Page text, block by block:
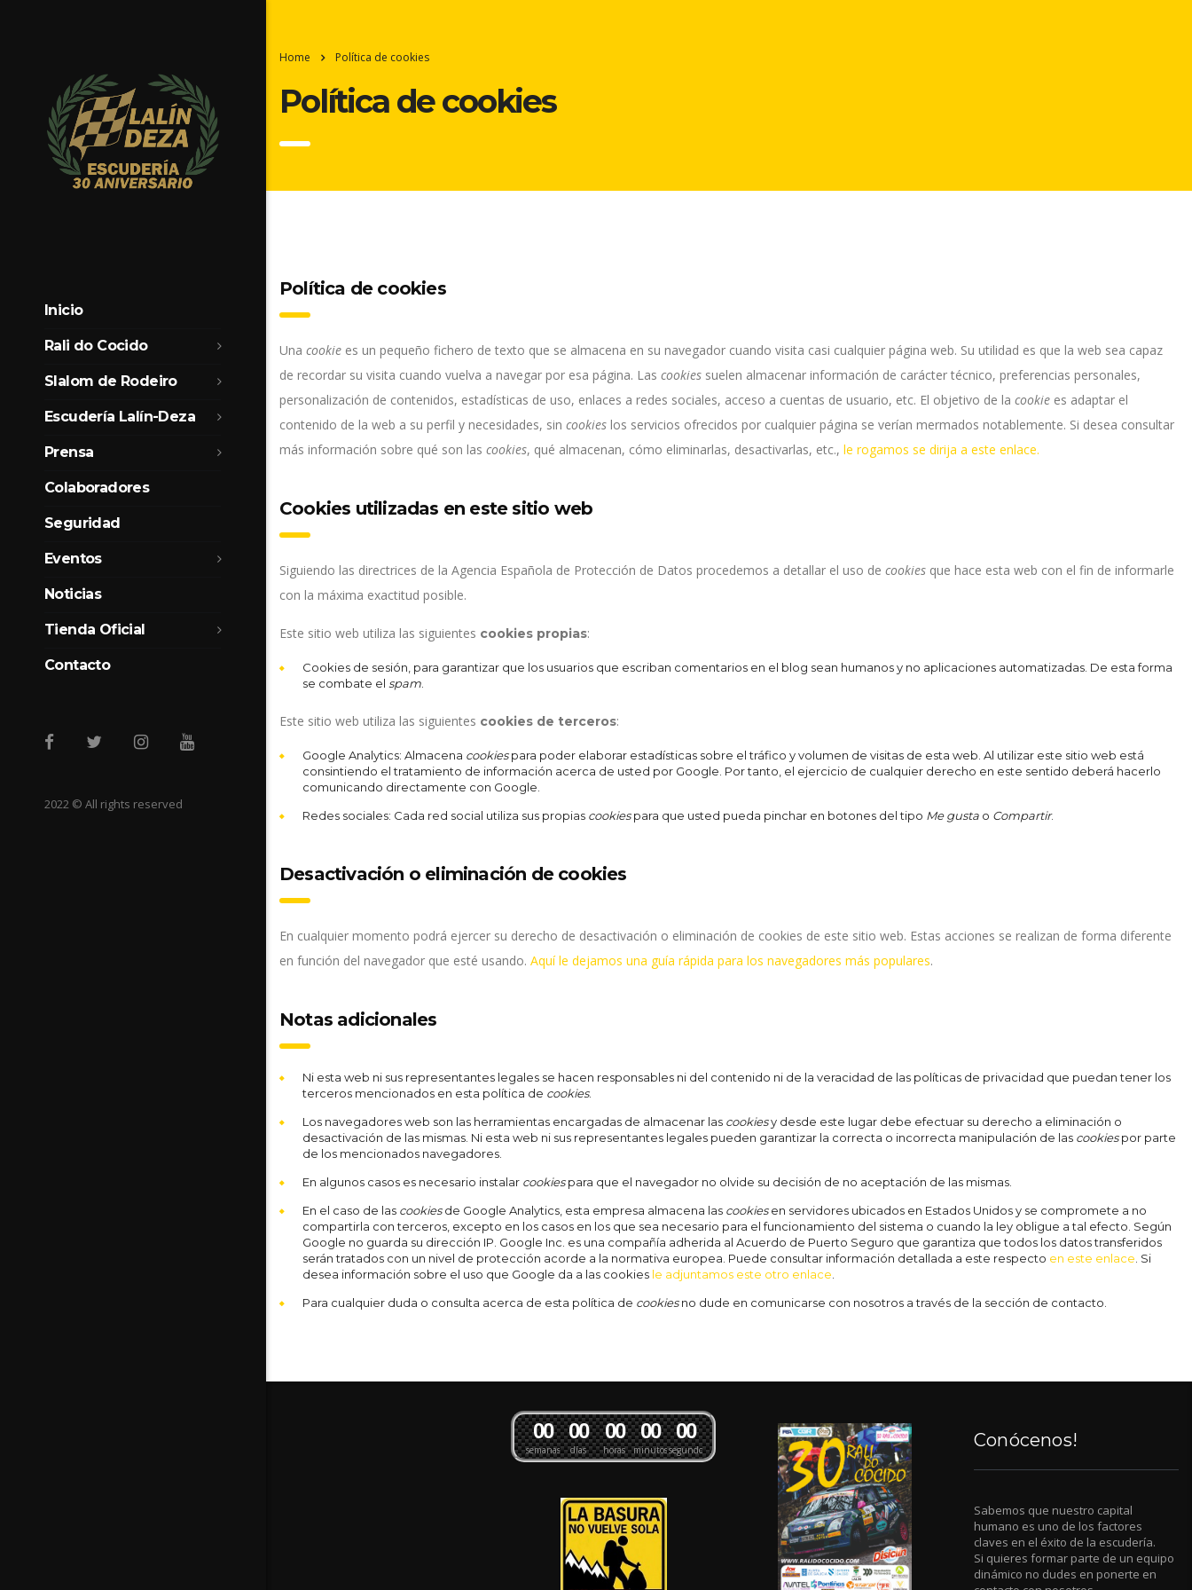
Inicio
Rali do Cocido
Slalom de Rodeiro
Escudería Lalín-Deza
Prensa
Colaboradores
Seguridad
Eventos
Noticias
Tienda Oficial
Contacto
2022 © All rights reserved
Home Política de cookies
Política de cookies
Política de cookies
Una cookie es un pequeño fichero de texto que se almacena en su navegador cuando visita casi cualquier página web. Su utilidad es que la web sea capaz
de recordar su visita cuando vuelva a navegar por esa página. Las cookies suelen almacenar información de carácter técnico, preferencias personales,
personalización de contenidos, estadísticas de uso, enlaces a redes sociales, acceso a cuentas de usuario, etc. El objetivo de la cookie es adaptar el
contenido de la web a su perfil y necesidades, sin cookies los servicios ofrecidos por cualquier página se verían mermados notablemente. Si desea consultar
más información sobre qué son las cookies, qué almacenan, cómo eliminarlas, desactivarlas, etc., le rogamos se dirija a este enlace.
Cookies utilizadas en este sitio web
Siguiendo las directrices de la Agencia Española de Protección de Datos procedemos a detallar el uso de cookies que hace esta web con el fin de informarle
con la máxima exactitud posible.
Este sitio web utiliza las siguientes cookies propias:
Cookies de sesión, para garantizar que los usuarios que escriban comentarios en el blog sean humanos y no aplicaciones automatizadas. De esta forma
se combate el spam
Este sitio web utiliza las siguientes cookies de terceros:
Google Analytics: Almacena cookiespara poder elaborar estadísticas sobre el tráfico y volumen de visitas de esta web. Al utilizar este sitio web está
consintiendo el tratamiento de información acerca de usted por Google. Por tanto, el ejercicio de cualquier derecho en este sentido deberá hacerlo
comunicando directamente con Google.
Redes sociales: Cada red social utiliza sus propias cookiespara que usted pueda pinchar en botones del tipo Me gusta o Compartir.
Desactivación o eliminación de cookies
En cualquier momento podrá ejercer su derecho de desactivación o eliminación de cookies de este sitio web. Estas acciones se realizan de forma diferente
en función del navegador que esté usando. Aquí le dejamos una guía rápida para los navegadores más populares.
Notas adicionales
Ni esta web ni sus representantes legales se hacen responsables ni del contenido ni de la veracidad de las políticas de privacidad que puedan tener los
terceros mencionados en esta política de cookies.
Los navegadores web son las herramientas encargadas de almacenar las cookiesy desde este lugar debe efectuar su derecho a eliminación o
desactivación de las mismas. Ni esta web ni sus representantes legales pueden garantizar la correcta o incorrecta manipulación de las cookiespor parte
de los mencionados navegadores.
En algunos casos es necesario instalar cookiespara que el navegador no olvide su decisión de no aceptación de las mismas.
En el caso de las cookiesde Google Analytics, esta empresa almacena las cookiesen servidores ubicados en Estados Unidos y se compromete a no
compartirla con terceros, excepto en los casos en los que sea necesario para el funcionamiento del sistema o cuando la ley obligue a tal efecto. Según
Google no guarda su dirección IP. Google Inc. es una compañía adherida al Acuerdo de Puerto Seguro que garantiza que todos los datos transferidos
serán tratados con un nivel de protección acorde a la normativa europea. Puede consultar información detallada a este respecto en este enlace . Si
desea información sobre el uso que Google da a las cookies le adjuntamos este otro enlace
Para cualquier duda o consulta acerca de esta política de cookiesno dude en comunicarse con nosotros a través de la sección de contacto.
semanas
00
días
00
horas
00
minutos
00
segundos
00 Conócenos!
Sabemos que nuestro capital
humano es uno de los factores
claves en el éxito de la escudería.
Si quieres formar parte de un equipo
dinámico no dudes en ponerte en